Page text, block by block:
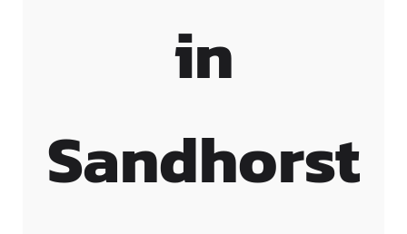
in
Sandhorst